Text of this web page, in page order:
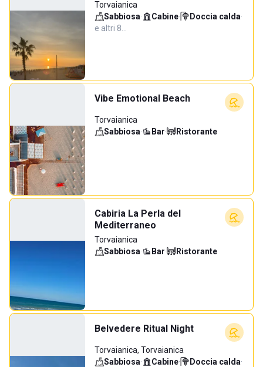
Torvaianica
Sabbiosa· Cabine· Doccia calda·
e altri 8…
Vibe Emotional Beach
Torvaianica
Sabbiosa· Bar· Ristorante
Cabiria La Perla del
Mediterraneo
Torvaianica
Sabbiosa· Bar· Ristorante
Belvedere Ritual Night
Torvaianica, Torvaianica
Sabbiosa· Cabine· Doccia calda·